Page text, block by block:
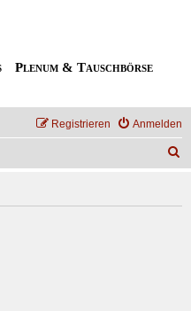
Plenum & Tauschbörse
Anmelden
Registrieren